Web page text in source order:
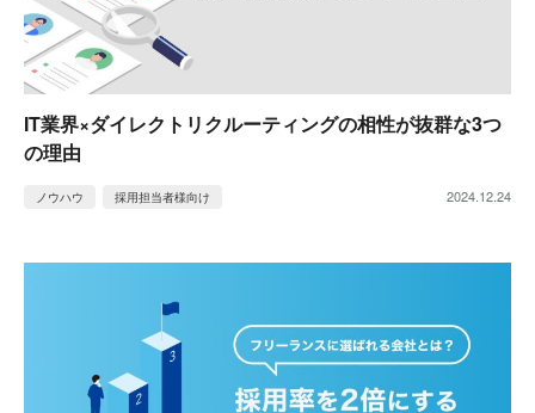
IT業界×ダイレクトリクルーティングの相性が抜群な3つ
の理由
ノウハウ 採用担当者様向け 2024.12.24